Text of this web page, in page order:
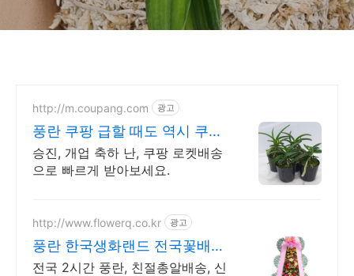
http://m.coupang.com 광고
풍란 쿠팡 급할 때도 역시 쿠팡
배송
승진, 개업 축하 난, 쿠팡 로켓배송
으로 빠르게 받아보세요.
http://www.flowerq.co.kr 광고
풍란 한국생화랜드 전국꽃배달
총알배송
전국 2시간 풍란, 친절총알배송, 신